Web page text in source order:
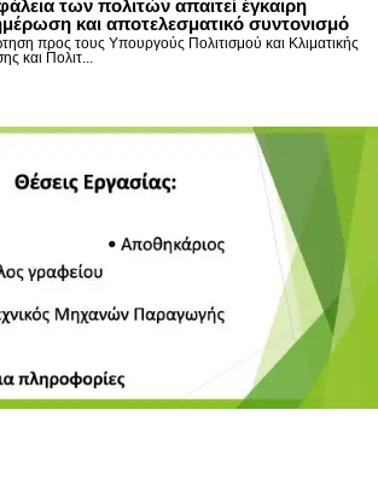
των πολιτών απαιτεί έγκαιρη
και αποτελεσματικό συντονισμό
προς τους Υπουργούς Πολιτισμού και Κλιματικής
και Πολιτ...